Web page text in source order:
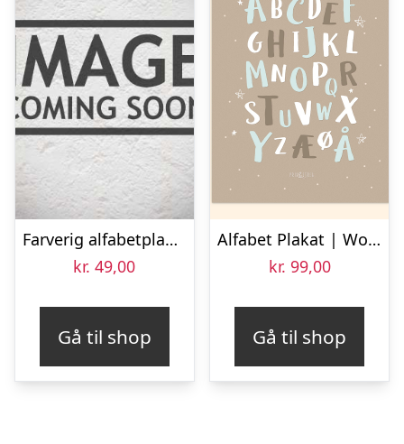
Farverig alfabetplakat med skæve bogstaver
kr. 49,00
Gå til shop
Alfabet Plakat | Woodland | Natur | Mint
kr. 99,00
Gå til shop